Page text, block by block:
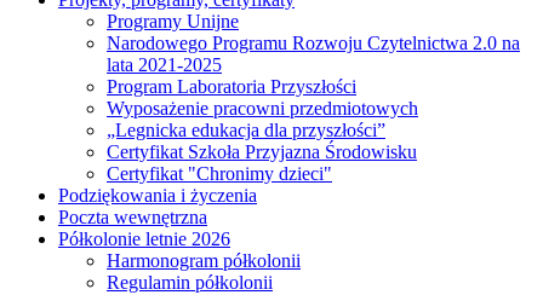
Programy Unijne
Narodowego Programu Rozwoju Czytelnictwa 2.0 na
lata 2021-2025
Program Laboratoria Przyszłości
Wyposażenie pracowni przedmiotowych
„Legnicka edukacja dla przyszłości”
Certyfikat Szkoła Przyjazna Środowisku
Certyfikat "Chronimy dzieci"
Podziękowania i życzenia
Poczta wewnętrzna
Półkolonie letnie 2026
Harmonogram półkolonii
Regulamin półkolonii